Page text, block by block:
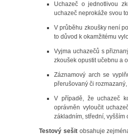
Uchazeč o jednotlivou
uchazeč neprokáže svou
V průběhu zkoušky není
to důvod k okamžitému
Vyjma uchazečů s
zkoušek opustit učebnu a
Záznamový arch se
přerušovaný či
V případě, že uchazeč
oprávněn vyloučit
základním, střední,
Testový sešitobsahuje